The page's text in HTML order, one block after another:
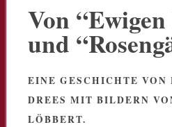
Von
und
EINE GESCHICHTE VON
DREES MIT BILDERN
LÖBBERT.